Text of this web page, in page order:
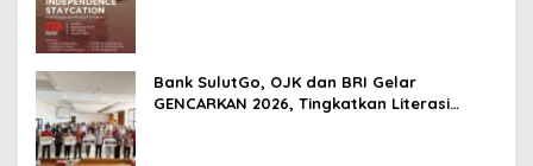
Bank SulutGo, OJK dan BRI Gelar
GENCARKAN 2026, Tingkatkan Literasi